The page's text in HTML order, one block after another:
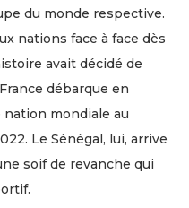
du monde respective.
nations face à face dès
avait décidé de
débarque en
mondiale au
Le Sénégal, lui, arrive
soif de revanche qui